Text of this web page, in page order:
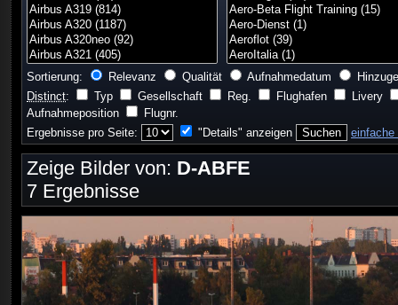
Sortierung: Relevanz Qualität Aufnahmedatum
Distinct: Typ Gesellschaft Reg. Flughafen
Livery
Aufnahmeposition
Flugnr.
Ergebnisse pro Seite:
"Details" anzeigen einfache
Zeige Bilder von: D-ABFE
7 Ergebnisse